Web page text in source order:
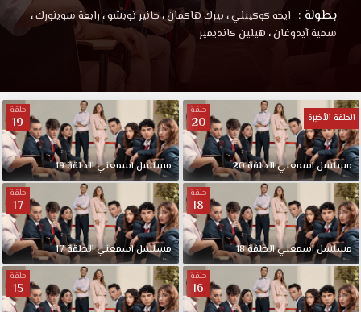
بطولة : ايجه كوكينلي، بيرك هاكمان،جانير توبشو، رابعة سويتورك،
سمية آيدوغان، هيلين كانديمير
الحلقة الأخيرة
حلقة
20
مسلسل اسمعني الحلقة 20
حلقة
19
مسلسل اسمعني الحلقة 19
حلقة
18
مسلسل اسمعني الحلقة 18
حلقة
17
مسلسل اسمعني الحلقة 17
حلقة
16
حلقة
15